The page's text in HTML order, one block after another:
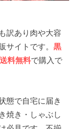
訳あり肉や大容
サイトです。黒
料無料で購入で
態で自宅に届き
焼き・しゃぶし